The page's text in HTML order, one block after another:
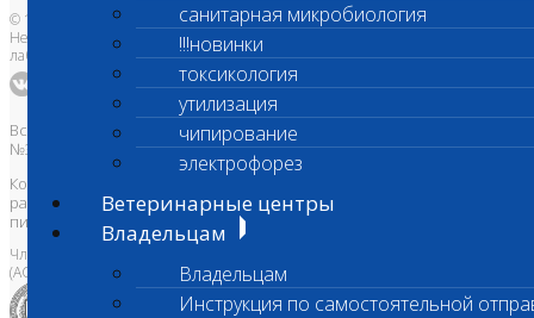
санитарная микробиология
!!!новинки
токсикология
утилизация
чипирование
электрофорез
Ветеринарные центры
Владельцам
Владельцам
Инструкция по самостоятельной
© 1996-2026
Независимая ветеринарная
лаборатория Шанс Био
Все права защищены и охраняются законом. Товарный знак
№395740 от 2008 г. ООО "ШАНС БИО"
Копирование, тиражирование, а также использование материалов,
размещенных на сайтеwww.vetlab.ruвозможно только с
письменного разрешения Правообладателя
Член Национальной ветеринарной палаты
(АСРО НВП)